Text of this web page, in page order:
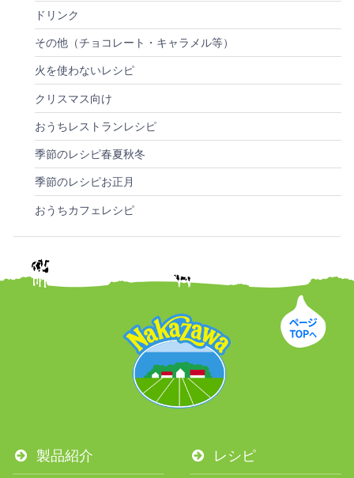
ドリンク
その他（チョコレート・キャラメル等）
火を使わないレシピ
クリスマス向け
おうちレストランレシピ
季節のレシピ春夏秋冬
季節のレシピお正月
おうちカフェレシピ
製品紹介 レシピ